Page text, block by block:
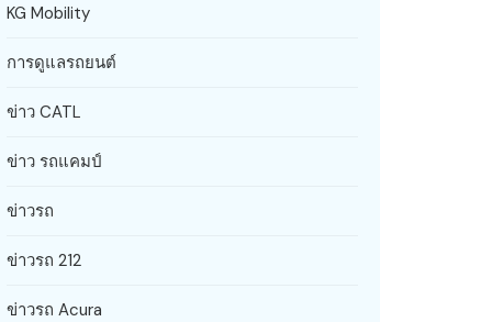
KG Mobility
การดูแลรถยนต์
ข่าว CATL
ข่าว รถแคมป์
ข่าวรถ
ข่าวรถ 212
ข่าวรถ Acura